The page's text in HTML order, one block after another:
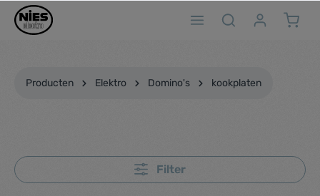
Producten Elektro Domino's kookplaten
Filter